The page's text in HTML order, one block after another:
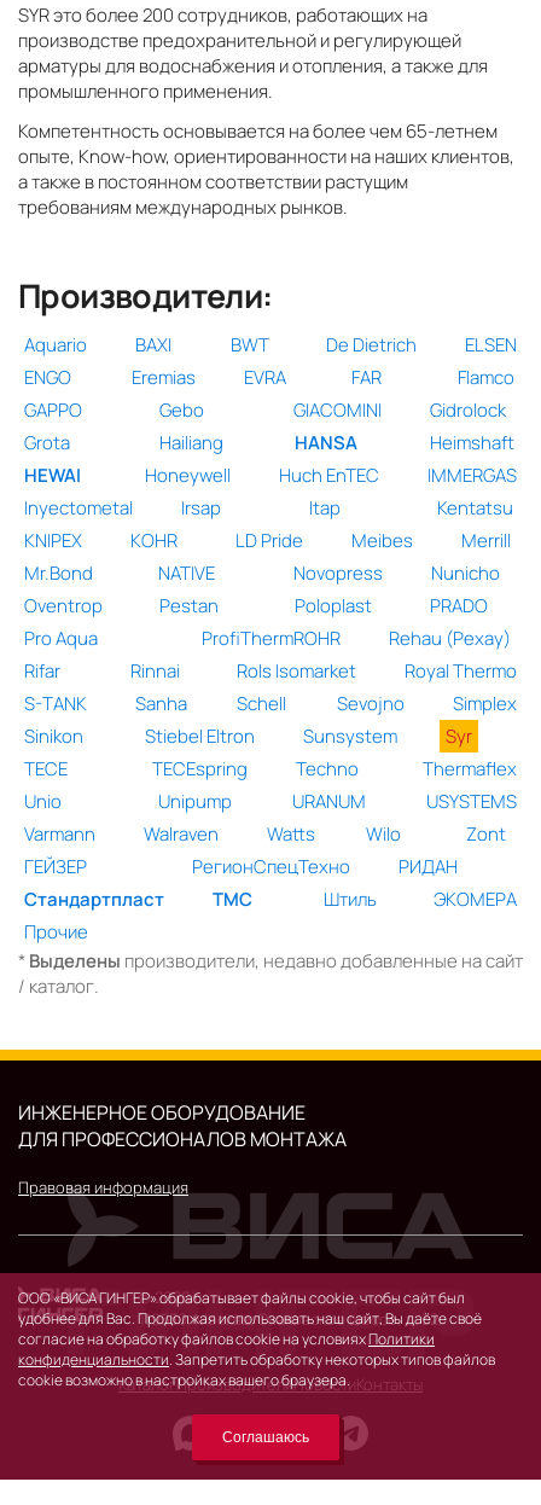
SYR это более 200 сотрудников, работающих на
производстве предохранительной и регулирующей
арматуры для водоснабжения и отопления, а также для
промышленного применения.
Компетентность основывается на более чем 65-летнем
опыте, Know-how, ориентированности на наших клиентов,
а также в постоянном соответствии растущим
требованиям международных рынков.
Производители:
Aquario BAXI BWT De Dietrich
ELSEN
ENGO
Eremias EVRA FAR
Flamco
GAPPO
Gebo GIACOMINI
Gidrolock
Grota
Hailiang HANSA
Heimshaft
HEWAI
Honeywell Huch EnTEC
IMMERGAS
Inyectometal
Irsap Itap
Kentatsu
KNIPEX
KOHR LD Pride Meibes
Merrill
Mr.Bond
NATIVE Novopress
Nunicho
Oventrop
Pestan Poloplast
PRADO
Pro Aqua
ProfiThermROHR
Rehau (Рехау)
Rifar
Rinnai Rols Isomarket
Royal Thermo
S-TANK
Sanha Schell Sevojno
Simplex
Sinikon
Stiebel Eltron Sunsystem
Syr
TECE
TECEspring Techno
Thermaflex
Unio
Unipump URANUM
USYSTEMS
Varmann
Walraven Watts Wilo
Zont
ГЕЙЗЕР
РегионСпецТехно
РИДАН
Стандартпласт
ТМС Штиль
ЭКОМЕРА
Прочие
*Выделены производители, недавно добавленные на сайт
/ каталог.
ИНЖЕНЕРНОЕ ОБОРУДОВАНИЕ
ДЛЯ ПРОФЕССИОНАЛОВ МОНТАЖА
Правовая информация
© 2026 г.
119530, Москва, Очаковское шоссе, д. 32.
КаталогПроизводителиНовостиКонтакты
ООО «ВИСА ГИНГЕР» обрабатывает файлы cookie, чтобы сайт был
удобнее для Вас. Продолжая использовать наш сайт, Вы даёте своё
согласие на обработку файлов cookie на условияхПолитики
конфиденциальности. Запретить обработку некоторых типов файлов
cookie возможно в настройках вашего браузера.
Соглашаюсь